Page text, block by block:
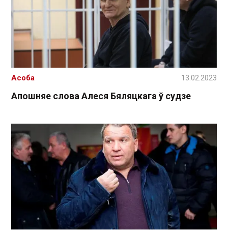
Апошняе слова Алеся Бяляцкага ў судзе
Асоба 13.02.2023